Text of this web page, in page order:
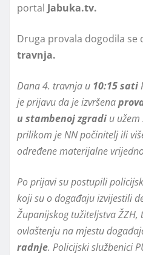
portal Jabuka.tv.
Druga provala dogodila se
travnja.
Dana 4. travnja u 10:15 sati
je prijavu da je izvršena
u stambenoj zgradi u
prilikom je NN počinitelj ili
određene materijalne
Po prijavi su postupili
koji su o događaju izvijestili
Županijskog tužiteljstva ŽZH,
ovlaštenju na mjestu
radnje. Policijski službenici